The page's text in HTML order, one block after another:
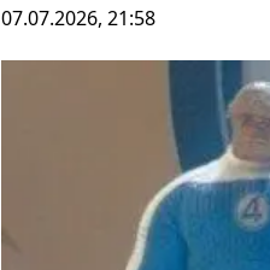
07.07.2026, 21:58